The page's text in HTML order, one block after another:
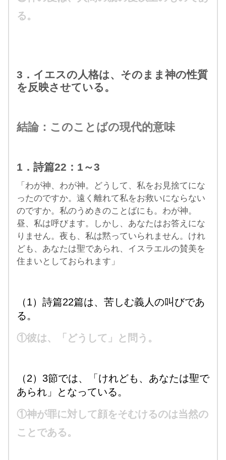
る。
3．イエスの人格は、そのまま神の性質
を反映させている。
結論：このことばの現代的意味
1．詩篇22：1～3
「わが神、わが神。どうして、私をお見捨てにな
ったのですか。遠く離れて私をお救いにならない
のですか。私のうめきのことばにも。わが神。
昼、私は呼びます。しかし、あなたはお答えにな
りません。夜も、私は黙っていられません。けれ
ども、あなたは聖であられ、イスラエルの賛美を
住まいとしておられます」
（1）詩篇22篇は、苦しむ義人の叫びであ
る。
①彼は、「どうして」と問う。
（2）3節では、「けれども、あなたは聖で
あられ」となっている。
①神が罪に対して顔をそむけるのは当然の
ことである。